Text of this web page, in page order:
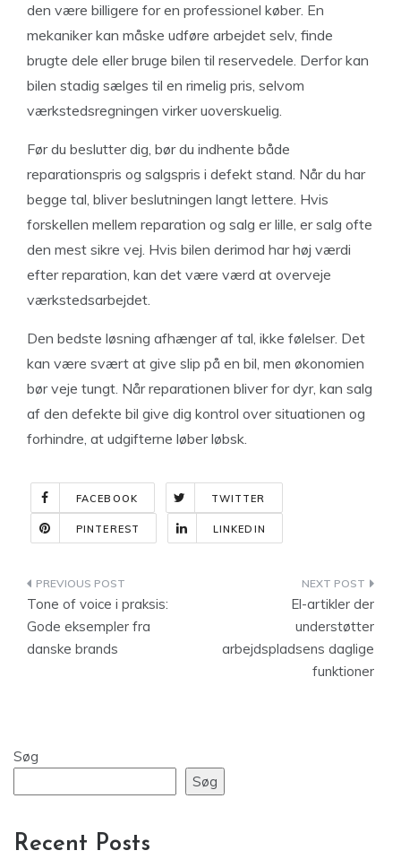
den være billigere for en professionel køber. En
mekaniker kan måske udføre arbejdet selv, finde
brugte dele eller bruge bilen til reservedele. Derfor kan
bilen stadig sælges til en rimelig pris, selvom
værkstedsregningen virker uoverskuelig.
Før du beslutter dig, bør du indhente både
reparationspris og salgspris i defekt stand. Når du har
begge tal, bliver beslutningen langt lettere. Hvis
forskellen mellem reparation og salg er lille, er salg ofte
den mest sikre vej. Hvis bilen derimod har høj værdi
efter reparation, kan det være værd at overveje
værkstedsarbejdet.
Den bedste løsning afhænger af tal, ikke følelser. Det
kan være svært at give slip på en bil, men økonomien
bør veje tungt. Når reparationen bliver for dyr, kan salg
af den defekte bil give dig kontrol over situationen og
forhindre, at udgifterne løber løbsk.
FACEBOOK TWITTER
PINTEREST LINKEDIN
Indlægsnavigation
Tone of voice i praksis:
Gode eksempler fra
danske brands
El-artikler der
understøtter
arbejdspladsens daglige
funktioner
Søg
Søg
Recent Posts